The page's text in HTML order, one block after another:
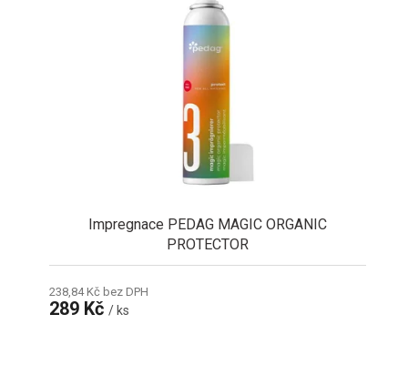
Impregnace PEDAG MAGIC ORGANIC
PROTECTOR
238,84 Kč bez DPH
289 Kč/ ks